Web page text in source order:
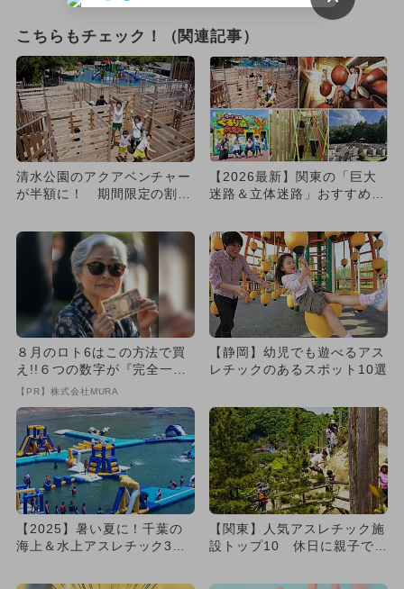
こちらもチェック！（関連記事）
清水公園のアクアベンチャー
が半額に！ 期間限定の割引
【2026最新】関東の「巨大
迷路＆立体迷路」おすすめ10
８月のロト6はこの方法で買
え!!６つの数字が『完全一
致』する方法
【PR】株式会社MURA
【静岡】幼児でも遊べるアス
レチックのあるスポット10選
【2025】暑い夏に！千葉の
海上＆水上アスレチック3
【関東】人気アスレチック施
設トップ10 休日に親子で大